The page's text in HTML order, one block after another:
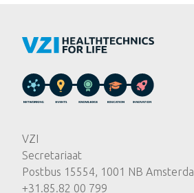
VZI
Secretariaat
Postbus 15554, 1001 NB
+31.85.82 00 799